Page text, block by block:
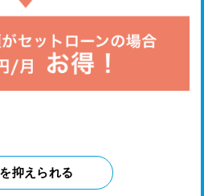
抑えられる